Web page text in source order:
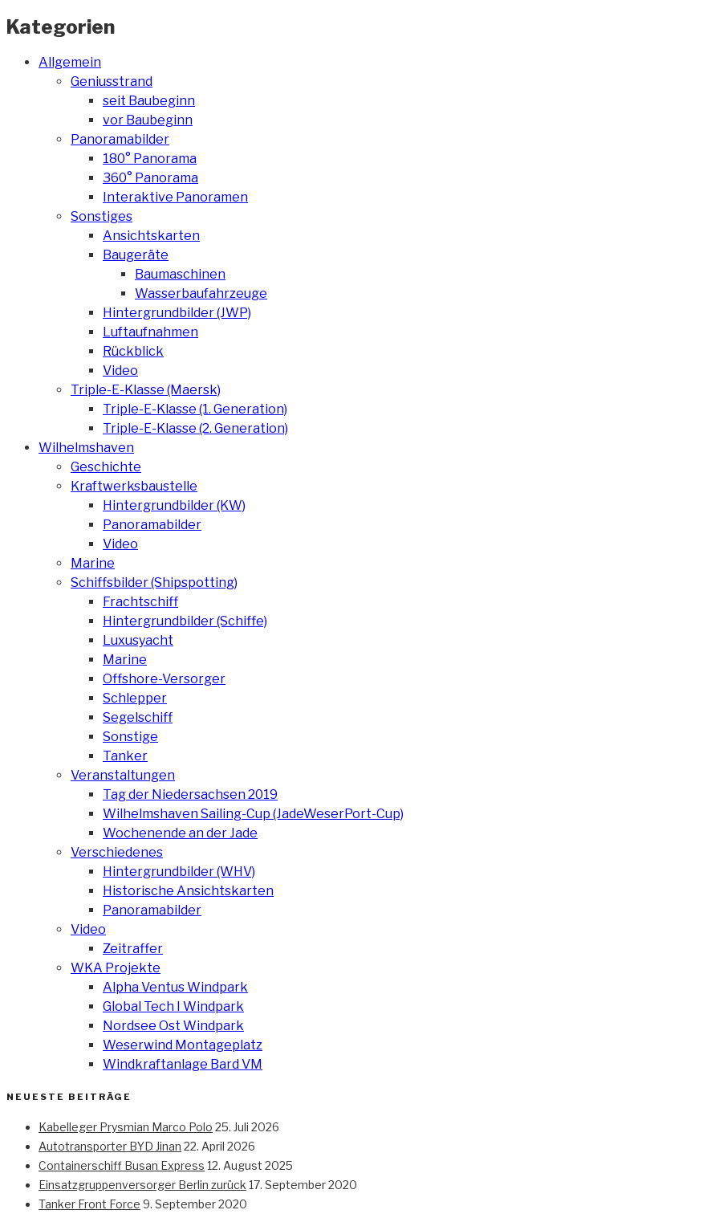
Kategorien
Allgemein
Geniusstrand
seit Baubeginn
vor Baubeginn
Panoramabilder
180° Panorama
360° Panorama
Interaktive Panoramen
Sonstiges
Ansichtskarten
Baugeräte
Baumaschinen
Wasserbaufahrzeuge
Hintergrundbilder (JWP)
Luftaufnahmen
Rückblick
Video
Triple-E-Klasse (Maersk)
Triple-E-Klasse (1. Generation)
Triple-E-Klasse (2. Generation)
Wilhelmshaven
Geschichte
Kraftwerksbaustelle
Hintergrundbilder (KW)
Panoramabilder
Video
Marine
Schiffsbilder (Shipspotting)
Frachtschiff
Hintergrundbilder (Schiffe)
Luxusyacht
Marine
Offshore-Versorger
Schlepper
Segelschiff
Sonstige
Tanker
Veranstaltungen
Tag der Niedersachsen 2019
Wilhelmshaven Sailing-Cup (JadeWeserPort-Cup)
Wochenende an der Jade
Verschiedenes
Hintergrundbilder (WHV)
Historische Ansichtskarten
Panoramabilder
Video
Zeitraffer
WKA Projekte
Alpha Ventus Windpark
Global Tech I Windpark
Nordsee Ost Windpark
Weserwind Montageplatz
Windkraftanlage Bard VM
NEUESTE BEITRÄGE
Kabelleger Prysmian Marco Polo 25. Juli 2026
Autotransporter BYD Jinan 22. April 2026
Containerschiff Busan Express 12. August 2025
Einsatzgruppenversorger Berlin zurück 17. September 2020
Tanker Front Force 9. September 2020